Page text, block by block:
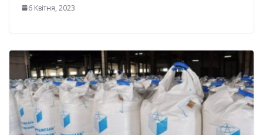
6 Квітня, 2023